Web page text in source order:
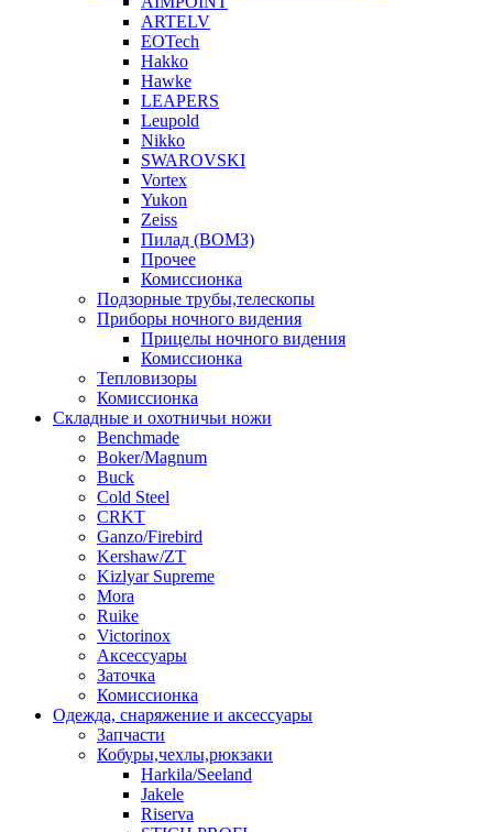
ARTELV
EOTech
Hakko
Hawke
LEAPERS
Leupold
Nikko
SWAROVSKI
Vortex
Yukon
Zeiss
Пилад (ВОМЗ)
Прочее
Комиссионка
Подзорные трубы,телескопы
Приборы ночного видения
Прицелы ночного видения
Комиссионка
Тепловизоры
Комиссионка
Складные и охотничьи ножи
Benchmade
Boker/Magnum
Buck
Cold Steel
CRKT
Ganzo/Firebird
Kershaw/ZT
Kizlyar Supreme
Mora
Ruike
Victorinox
Аксессуары
Заточка
Комиссионка
Одежда, снаряжение и аксессуары
Запчасти
Кобуры,чехлы,рюкзаки
Harkila/Seeland
Jakele
Riserva